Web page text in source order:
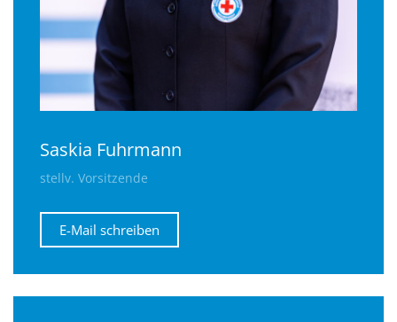
Saskia Fuhrmann
stellv. Vorsitzende
E-Mail schreiben